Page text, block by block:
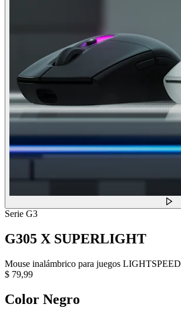
Serie G3
G305 X SUPERLIGHT
Mouse inalámbrico para juegos LIGHTSPEED
$ 79,99
Color Negro